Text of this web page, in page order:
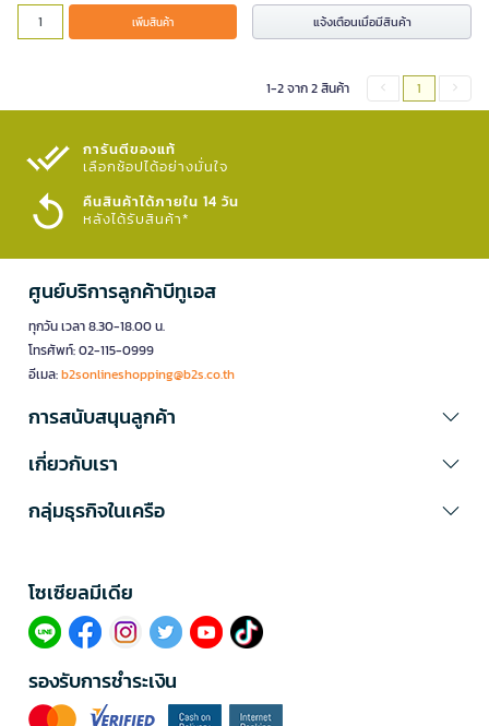
เพิ่มสินค้า แจ้งเตือนเมื่อมีสินค้า
1-2 จาก 2 สินค้า 1
การันตีของแท้
เลือกช้อปได้อย่างมั่นใจ​
คืนสินค้าได้ภายใน 14 วัน
หลังได้รับสินค้า*
ศูนย์บริการลูกค้าบีทูเอส
ทุกวัน เวลา 8.30-18.00 น.
โทรศัพท์: 02-115-0999
อีเมล:b2sonlineshopping@b2s.co.th
การสนับสนุนลูกค้า
เกี่ยวกับเรา
กลุ่มธุรกิจในเครือ
โซเซียลมีเดีย​
รองรับการชำระเงิน